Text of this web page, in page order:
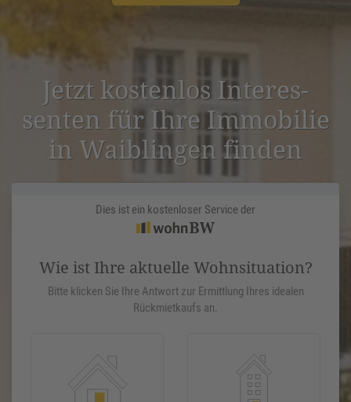
Jetzt kostenlos Inter­es­
senten für Ihre Immobilie
in Waiblingen finden
Dies ist ein kostenloser Service der
Wie ist Ihre aktuelle Wohnsituation?
Bitte klicken Sie Ihre Antwort zur Ermittlung Ihres idealen
Rückmietkaufs an.